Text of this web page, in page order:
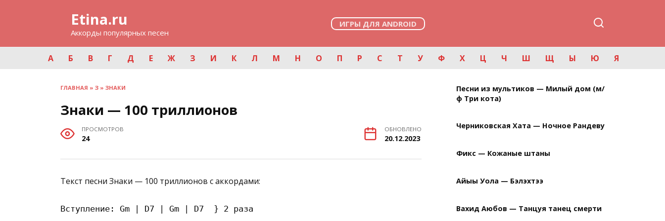
Etina.ru
Аккорды популярных песен
ИГРЫ ДЛЯ ANDROID
А Б В Г Д Е Ж З И К Л М Н О П Р С Т У Ф Х Ц Ч Ш Щ Ы Ю Я
ГЛАВНАЯ » З » ЗНАКИ
Знаки — 100 триллионов
ПРОСМОТРОВ
24
ОБНОВЛЕНО
20.12.2023
Текст песни Знаки — 100 триллионов с аккордами:
Вступление: Gm | D7 | Gm | D7  } 2 раза
Песни из мультиков — Милый дом (м/
ф Три кота)
Черниковская Хата — Ночное Рандеву
Фикс — Кожаные штаны
Айыы Уола — Бэлэхтээ
Вахид Аюбов — Танцуя танец смерти